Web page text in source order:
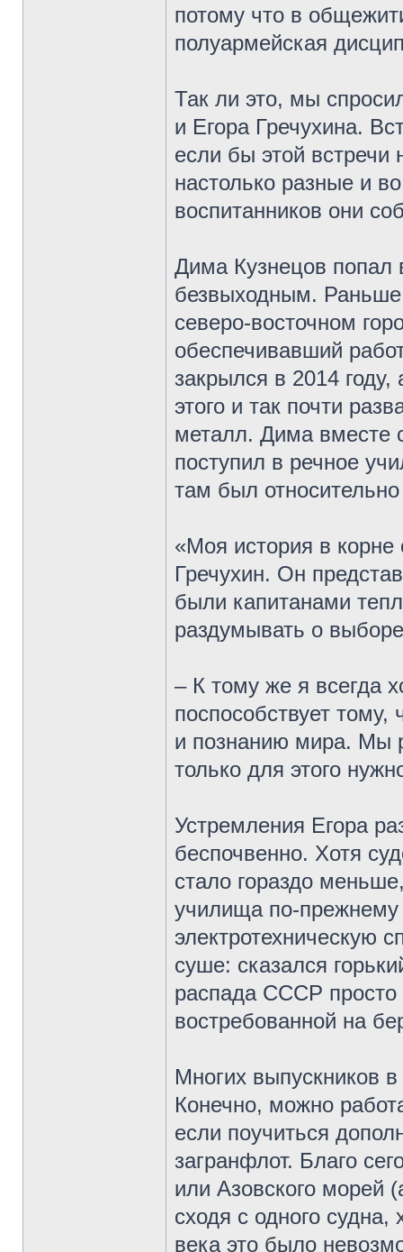
потому что в
полуармейская
Так ли это, мы
и Егора Гречухина.
если бы этой
настолько разные и
воспитанников они
Дима Кузнецов попал
безвыходным.
северо-восточном
обеспечивавший
закрылся в 2014
этого и так почти
металл. Дима вместе
поступил в речное
там был
«Моя история в корне
Гречухин. Он
были капитанами
раздумывать о
– К тому же я всегда
поспособствует
и познанию мира. Мы
только для этого
Устремления Егора
беспочвенно. Хотя
стало гораздо
училища по-прежнему
электротехническую
суше: сказался
распада СССР просто
востребованной на
Многих выпускников
Конечно, можно
если поучиться
загранфлот. Благо
или Азовского морей
сходя с одного
века это было